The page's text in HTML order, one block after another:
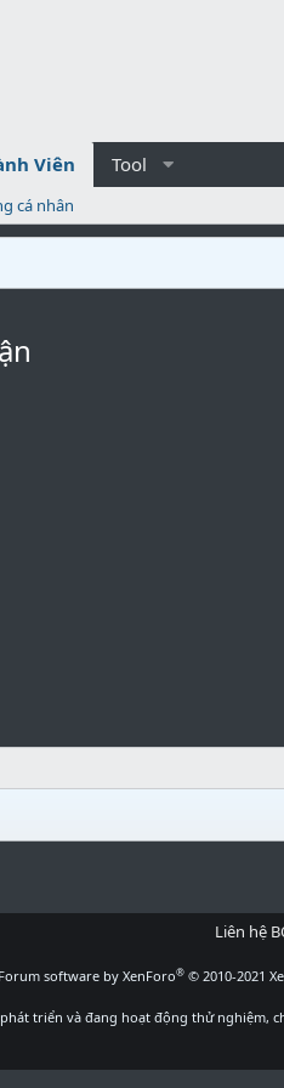
Viên Tool
cá nhân
Liên hệ
Forum software by XenForo® © 2010-2021
triển và đang hoạt động thử nghiệm,